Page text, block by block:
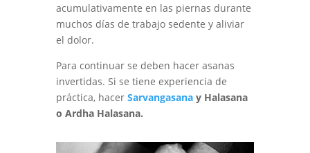
acumulativamente en las piernas durante
muchos días de trabajo sedente y aliviar
el dolor.
Para continuar se deben hacer asanas
invertidas. Si se tiene experiencia de
práctica, hacer Sarvangasanay Halasana
o Ardha Halasana.